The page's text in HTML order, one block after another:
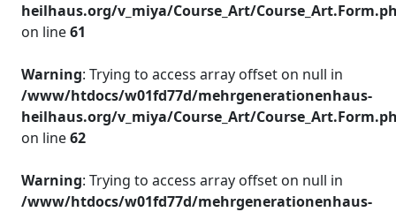
heilhaus.org/v_miya/Course_Art/
on line61
Warning: Trying to access array offset on null in
/www/htdocs/w01fd77d/mehrgenerationenhaus-
heilhaus.org/v_miya/Course_Art/
on line62
Warning: Trying to access array offset on null in
/www/htdocs/w01fd77d/mehrgenerationenhaus-